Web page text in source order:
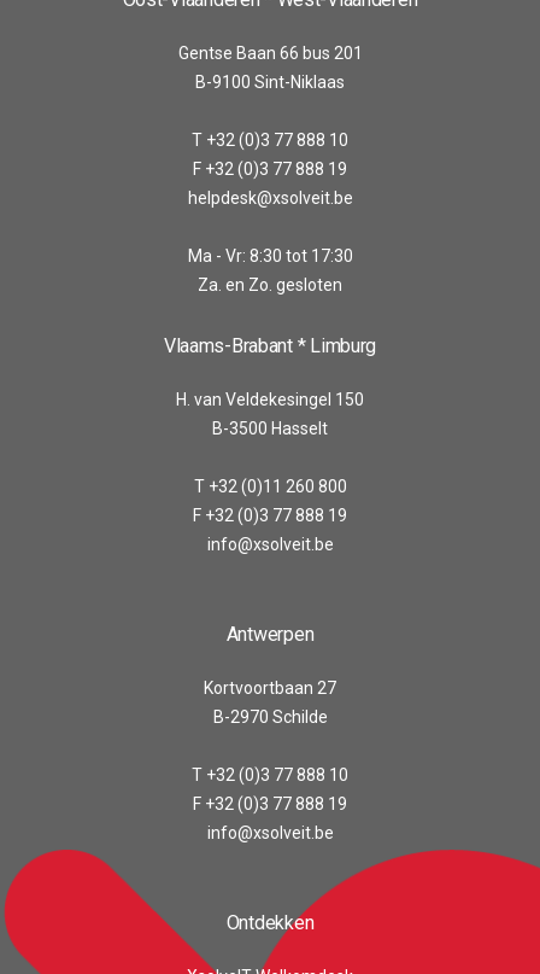
Gentse Baan 66 bus 201
B-9100 Sint-Niklaas
T +32 (0)3 77 888 10
F +32 (0)3 77 888 19
helpdesk@xsolveit.be
Ma - Vr: 8:30 tot 17:30
Za. en Zo. gesloten
Vlaams-Brabant * Limburg
H. van Veldekesingel 150
B-3500 Hasselt
T +32 (0)11 260 800
F +32 (0)3 77 888 19
info@xsolveit.be
Antwerpen
Kortvoortbaan 27
B-2970 Schilde
T +32 (0)3 77 888 10
F +32 (0)3 77 888 19
info@xsolveit.be
Ontdekken